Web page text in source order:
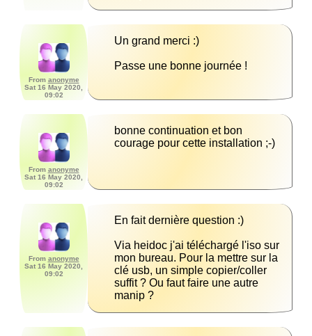
From anonyme
Sat 16 May 2020,
09:02
Passe une bonne journée !
From anonyme
Sat 16 May 2020,
09:02
bonne continuation et bon
courage pour cette installation ;-)
From anonyme
Sat 16 May 2020,
09:02
Via heidoc j'ai téléchargé l'iso sur
mon bureau. Pour la mettre sur la
clé usb, un simple copier/coller
suffit ? Ou faut faire une autre
manip ?